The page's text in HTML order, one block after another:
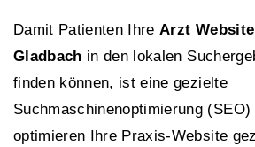
Damit Patienten IhreArzt
Gladbach in den lokalen
finden können, ist eine gezielte
Suchmaschinenoptimierung
optimieren Ihre Praxis-Website